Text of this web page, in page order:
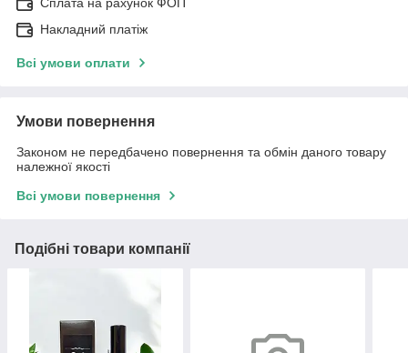
Накладний платіж
Всі умови оплати
Умови повернення
Законом не передбачено повернення та обмін даного товару
належної якості
Всі умови повернення
Подібні товари компанії